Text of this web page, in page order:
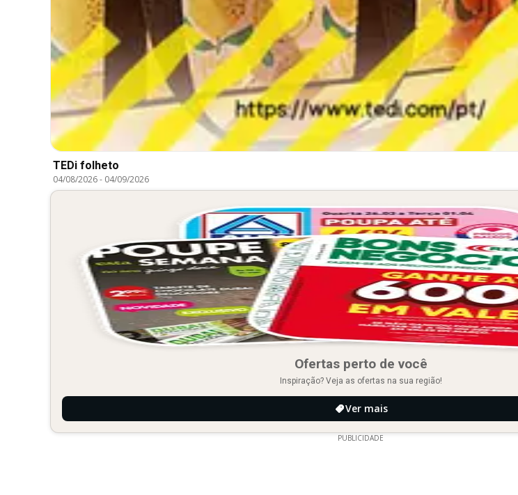
TEDi folheto
04/08/2026- 04/09/2026
Ofertas perto de você
Inspiração? Veja as ofertas na sua região!
Ver mais
PUBLICIDADE